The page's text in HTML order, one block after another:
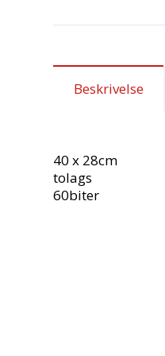
Beskrivelse
40 x 28cm
tolags
60biter